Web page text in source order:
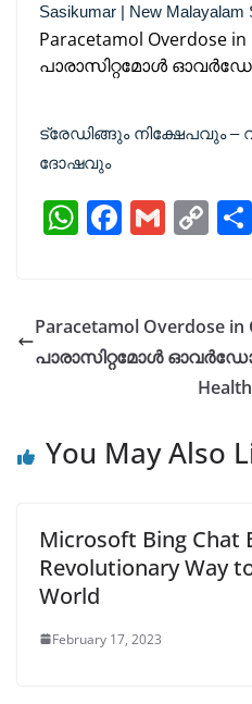
Sasikumar | New Malayalam
Paracetamol Overdose
പാരാസിറ്റമോൾ
ട്രേഡിങ്ങും നിക്ഷേപവും
ദോഷവും
W
s
A
F
e
b
k
G
l
C
y
Li
n
Paracetamol Overdose
പാരാസിറ്റമോൾ
You May Also
Microsoft Bing Chat
Revolutionary Way
World
February 17, 2023